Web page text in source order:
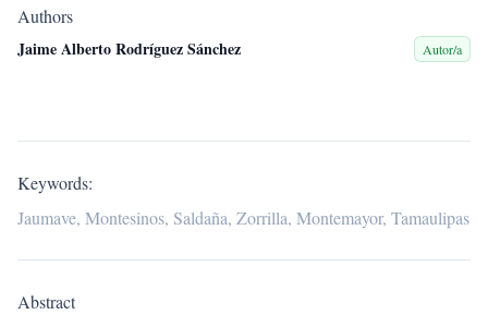
Authors
Jaime Alberto Rodríguez Sánchez
Autor/a
Keywords:
Jaumave, Montesinos, Saldaña, Zorrilla, Montemayor, Tamaulipas
Abstract